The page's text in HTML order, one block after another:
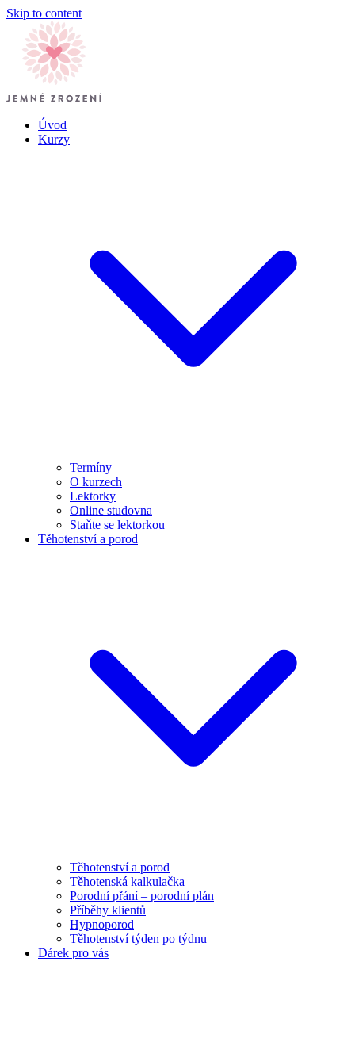
Skip to content
Úvod
Kurzy
Termíny
O kurzech
Lektorky
Online studovna
Staňte se lektorkou
Těhotenství a porod
Těhotenství a porod
Těhotenská kalkulačka
Porodní přání – porodní plán
Příběhy klientů
Hypnoporod
Těhotenství týden po týdnu
Dárek pro vás